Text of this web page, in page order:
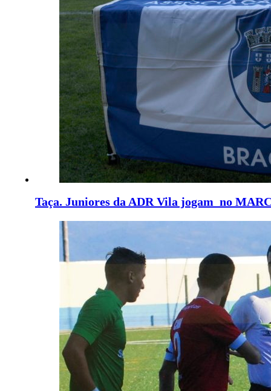
Taça. Juniores da ADR Vila jogam no